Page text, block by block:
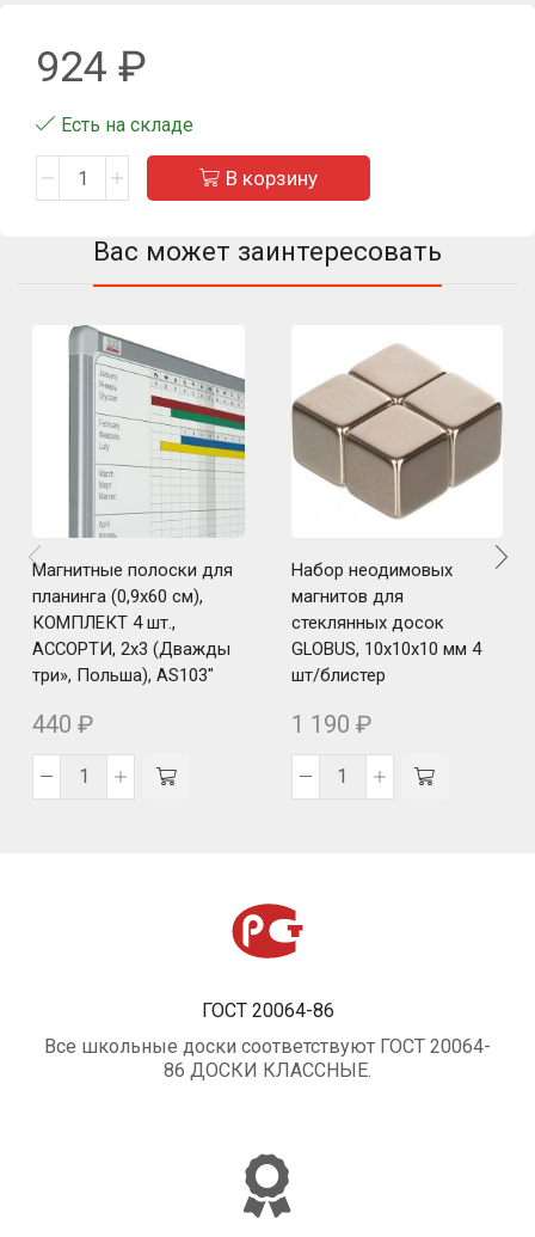
924 ₽
Есть на складе
В корзину
Вас может заинтересовать
Магнитные полоски для
планинга (0,9х60 см),
КОМПЛЕКТ 4 шт.,
АССОРТИ, 2х3 (Дважды
три», Польша), AS103″
440 ₽
Набор неодимовых
магнитов для
стеклянных досок
GLOBUS, 10х10х10 мм 4
шт/блистер
1 190 ₽
ГОСТ 20064-86
Все школьные доски соответствуют ГОСТ 20064-
86 ДОСКИ КЛАССНЫЕ.